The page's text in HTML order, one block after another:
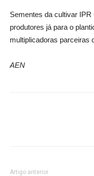
Sementes da cultivar
produtores já para o
multiplicadoras parceiras
AEN
Artigo anterior